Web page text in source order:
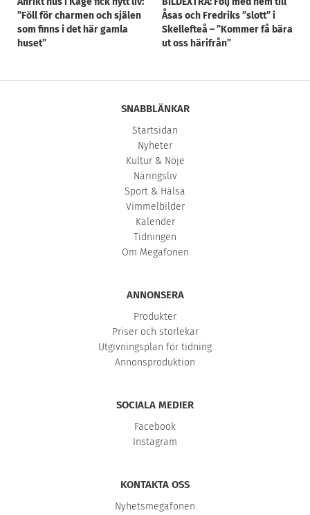
”Föll för charmen och själen
som finns i det här gamla
huset”
Åsas och Fredriks ”slott” i
Skellefteå – ”Kommer få bära
ut oss härifrån”
SNABBLÄNKAR
Startsidan
Nyheter
Kultur & Nöje
Näringsliv
Sport & Hälsa
Vimmelbilder
Kalender
Tidningen
Om Megafonen
ANNONSERA
Produkter
Priser och storlekar
Utgivningsplan för tidning
Annonsproduktion
SOCIALA MEDIER
Facebook
Instagram
KONTAKTA OSS
Nyhetsmegafonen